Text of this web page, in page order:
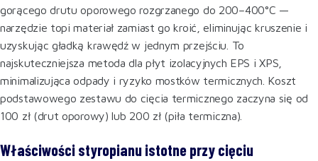
gorącego drutu oporowego rozgrzanego do 200–400°C —
narzędzie topi materiał zamiast go kroić, eliminując kruszenie i
uzyskując gładką krawędź w jednym przejściu. To
najskuteczniejsza metoda dla płyt izolacyjnych EPS i XPS,
minimalizująca odpady i ryzyko mostków termicznych. Koszt
podstawowego zestawu do cięcia termicznego zaczyna się od
100 zł (drut oporowy) lub 200 zł (piła termiczna).
Właściwości styropianu istotne przy cięciu